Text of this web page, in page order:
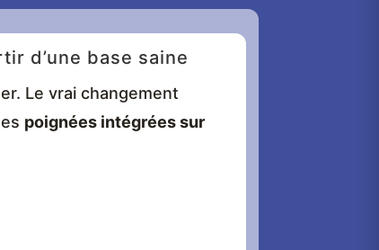
d’une base saine
Le vrai changement
poignées intégrées sur